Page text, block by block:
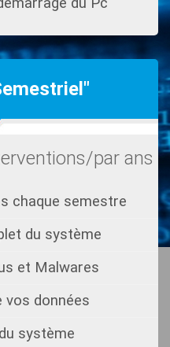
par ans
chaque semestre
du système
et Malwares
vos données
système